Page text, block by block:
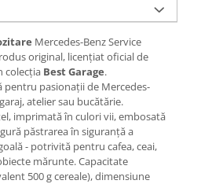
Mercedes-Benz Service
original, licențiat oficial de
colecția Best Garage.
pasionații de Mercedes-
atelier sau bucătărie.
imprimată în culori vii, embosată
păstrarea în siguranță a
- potrivită pentru cafea, ceai,
mărunte. Capacitate
500 g cereale), dimensiune